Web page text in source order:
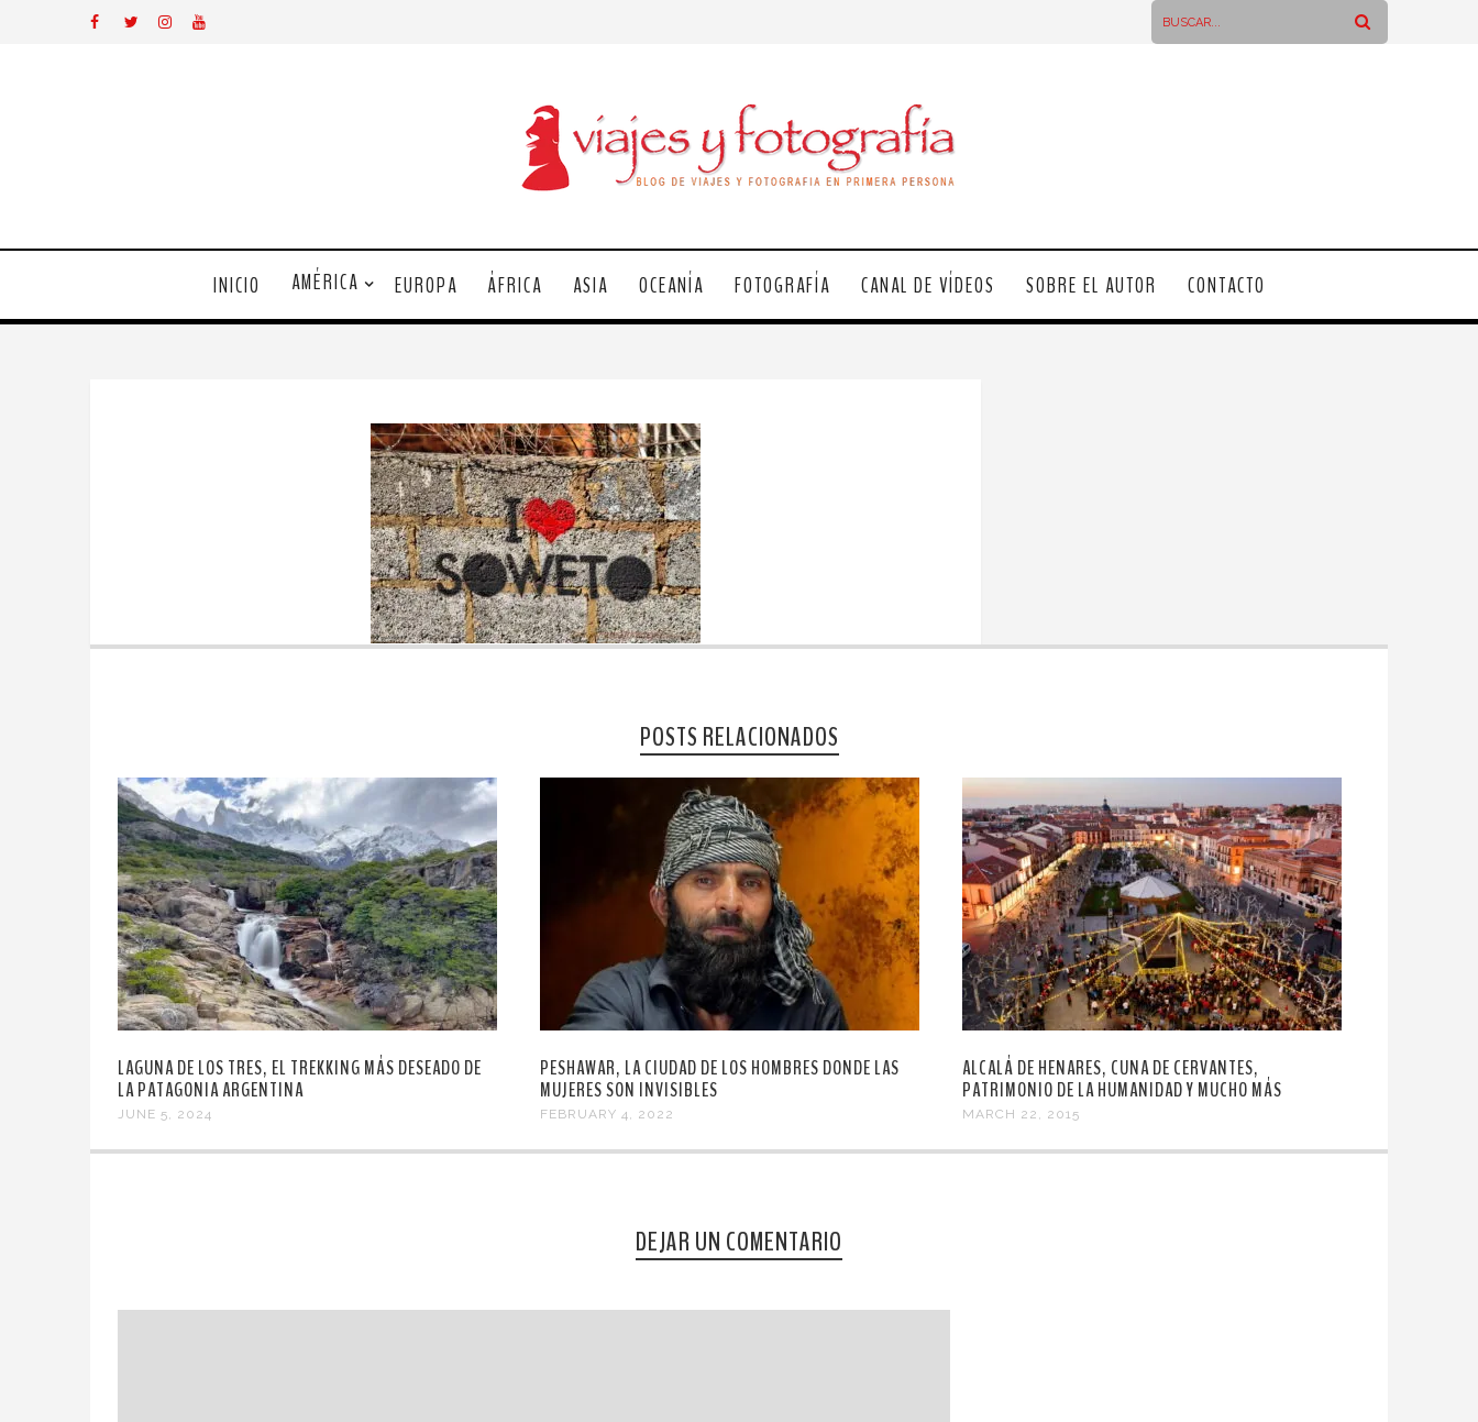
INICIO AMÉRICA EUROPA ÁFRICA ASIA OCEANÍA FOTOGRAFÍA CANAL DE VÍDEOS SOBRE EL AUTOR CONTACTO
POSTS RELACIONADOS
LAGUNA DE LOS TRES, EL TREKKING MÁS DESEADO DE
LA PATAGONIA ARGENTINA
JUNE 5, 2024
PESHAWAR, LA CIUDAD DE LOS HOMBRES DONDE LAS
MUJERES SON INVISIBLES
FEBRUARY 4, 2022
ALCALÁ DE HENARES, CUNA DE CERVANTES,
PATRIMONIO DE LA HUMANIDAD Y MUCHO MÁS
MARCH 22, 2015
DEJAR UN COMENTARIO